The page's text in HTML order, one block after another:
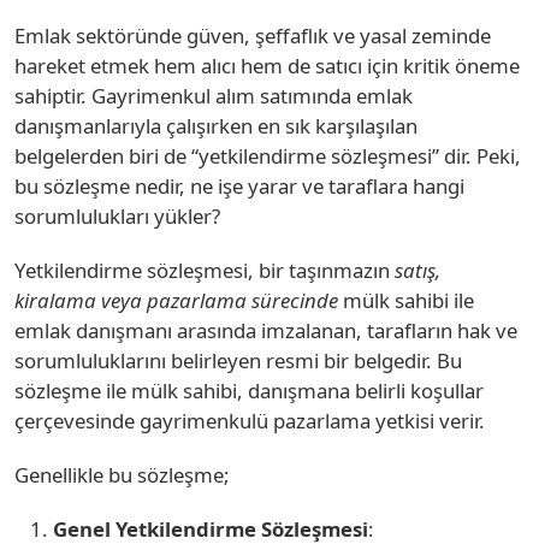
Emlak sektöründe güven, şeffaflık ve yasal zeminde
hareket etmek hem alıcı hem de satıcı için kritik öneme
sahiptir. Gayrimenkul alım satımında emlak
danışmanlarıyla çalışırken en sık karşılaşılan
belgelerden biri de “yetkilendirme sözleşmesi” dir. Peki,
bu sözleşme nedir, ne işe yarar ve taraflara hangi
sorumlulukları yükler?
Yetkilendirme sözleşmesi, bir taşınmazın satış,
kiralama veya pazarlama sürecinde mülk sahibi ile
emlak danışmanı arasında imzalanan, tarafların hak ve
sorumluluklarını belirleyen resmi bir belgedir. Bu
sözleşme ile mülk sahibi, danışmana belirli koşullar
çerçevesinde gayrimenkulü pazarlama yetkisi verir.
Genellikle bu sözleşme;
Genel Yetkilendirme Sözleşmesi: